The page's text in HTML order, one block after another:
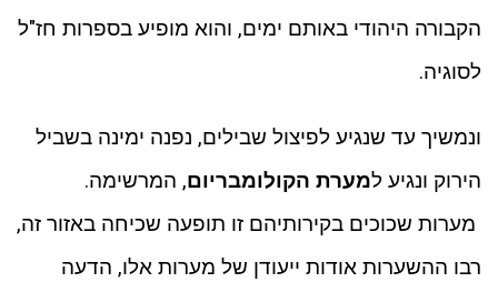
הקבורה היהודי באותם ימים, והוא מופיע בספרות חז"ל
לסוגיה.
ונמשיך עד שנגיע לפיצול שבילים, נפנה ימינה בשביל
הירוק ונגיע למערת הקולומבריום, המרשימה.
מערות שכוכים בקירותיהם זו תופעה שכיחה באזור זה,
רבו ההשערות אודות ייעודן של מערות אלו, הדעה